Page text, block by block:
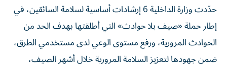
حدّدت وزارة الداخلية 6 إرشادات أساسية لسلامة السائقين، في
إطار حملة «صيف بلا حوادث» التي أطلقتها بهدف الحد من
الحوادث المرورية، ورفع مستوى الوعي لدى مستخدمي الطرق،
ضمن جهودها لتعزيز السلامة المرورية خلال أشهر الصيف،